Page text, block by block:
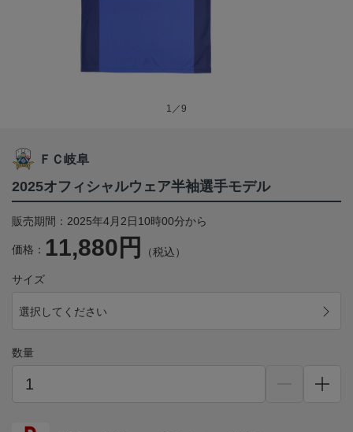
1／9
ＦＣ岐阜
2025オフィシャルウェア半袖選手モデル
販売期間：2025年4月2日10時00分から
価格： 11,880円 （税込）
サイズ
選択してください
数量